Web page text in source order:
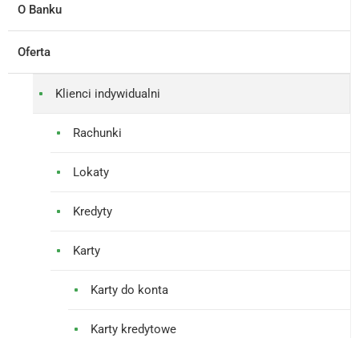
O Banku
Oferta
Klienci indywidualni
Rachunki
Lokaty
Kredyty
Karty
Karty do konta
Karty kredytowe